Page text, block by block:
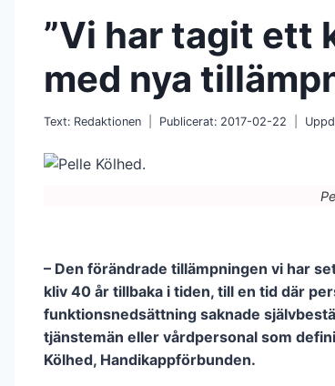
”Vi har tagit ett
med nya
Text: Redaktionen Publicerat: 2017-02-22
– Den förändrade tillämpningen vi har
kliv 40 år tillbaka i tiden, till en tid där
funktionsnedsättning saknade
tjänstemän eller vårdpersonal som
Kölhed, Handikappförbunden.